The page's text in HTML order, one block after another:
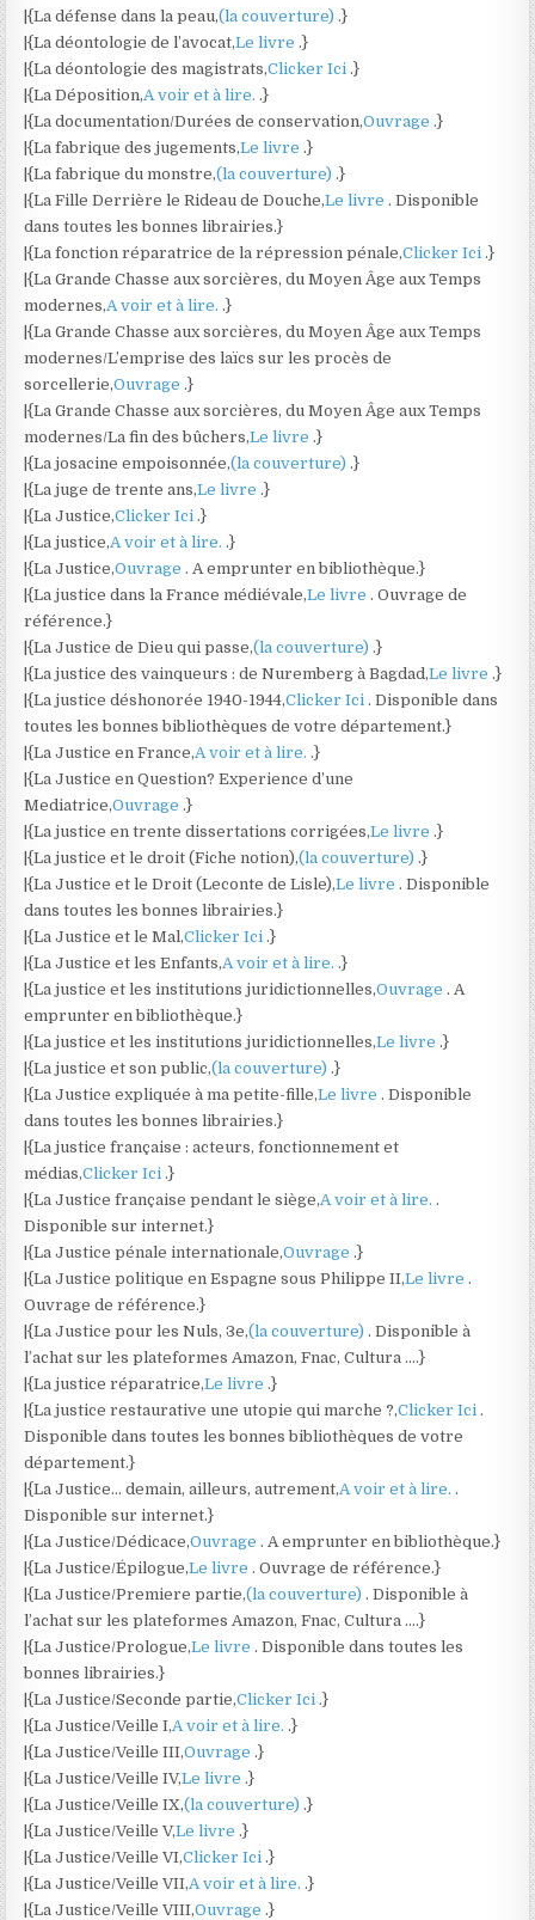
|{La défense dans la peau,(la couverture).}
|{La déontologie de l’avocat,Le livre.}
|{La déontologie des magistrats,Clicker Ici.}
|{La Déposition,A voir et à lire..}
|{La documentation/Durées de conservation,Ouvrage.}
|{La fabrique des jugements,Le livre.}
|{La fabrique du monstre,(la couverture).}
|{La Fille Derrière le Rideau de Douche,Le livre. Disponible
dans toutes les bonnes librairies.}
|{La fonction réparatrice de la répression pénale,Clicker Ici.}
|{La Grande Chasse aux sorcières, du Moyen Âge aux Temps
modernes,A voir et à lire..}
|{La Grande Chasse aux sorcières, du Moyen Âge aux Temps
modernes/L’emprise des laïcs sur les procès de
sorcellerie,Ouvrage.}
|{La Grande Chasse aux sorcières, du Moyen Âge aux Temps
modernes/La fin des bûchers,Le livre.}
|{La josacine empoisonnée,(la couverture).}
|{La juge de trente ans,Le livre.}
|{La Justice,Clicker Ici.}
|{La justice,A voir et à lire..}
|{La Justice,Ouvrage. A emprunter en bibliothèque.}
|{La justice dans la France médiévale,Le livre. Ouvrage de
référence.}
|{La Justice de Dieu qui passe,(la couverture).}
|{La justice des vainqueurs : de Nuremberg à Bagdad,Le livre.}
|{La justice déshonorée 1940-1944,Clicker Ici. Disponible dans
toutes les bonnes bibliothèques de votre département.}
|{La Justice en France,A voir et à lire..}
|{La Justice en Question? Experience d’une
Mediatrice,Ouvrage.}
|{La justice en trente dissertations corrigées,Le livre.}
|{La justice et le droit (Fiche notion),(la couverture).}
|{La Justice et le Droit (Leconte de Lisle),Le livre. Disponible
dans toutes les bonnes librairies.}
|{La Justice et le Mal,Clicker Ici.}
|{La Justice et les Enfants,A voir et à lire..}
|{La justice et les institutions juridictionnelles,Ouvrage. A
emprunter en bibliothèque.}
|{La justice et les institutions juridictionnelles,Le livre.}
|{La justice et son public,(la couverture).}
|{La Justice expliquée à ma petite-fille,Le livre. Disponible
dans toutes les bonnes librairies.}
|{La justice française : acteurs, fonctionnement et
médias,Clicker Ici.}
|{La Justice française pendant le siège,A voir et à lire..
Disponible sur internet.}
|{La Justice pénale internationale,Ouvrage.}
|{La Justice politique en Espagne sous Philippe II,Le livre.
Ouvrage de référence.}
|{La Justice pour les Nuls, 3e,(la couverture). Disponible à
l’achat sur les plateformes Amazon, Fnac, Cultura ….}
|{La justice réparatrice,Le livre.}
|{La justice restaurative une utopie qui marche ?,Clicker Ici.
Disponible dans toutes les bonnes bibliothèques de votre
département.}
|{La Justice… demain, ailleurs, autrement,A voir et à lire..
Disponible sur internet.}
|{La Justice/Dédicace,Ouvrage. A emprunter en bibliothèque.}
|{La Justice/Épilogue,Le livre. Ouvrage de référence.}
|{La Justice/Premiere partie,(la couverture). Disponible à
l’achat sur les plateformes Amazon, Fnac, Cultura ….}
|{La Justice/Prologue,Le livre. Disponible dans toutes les
bonnes librairies.}
|{La Justice/Seconde partie,Clicker Ici.}
|{La Justice/Veille I,A voir et à lire..}
|{La Justice/Veille III,Ouvrage.}
|{La Justice/Veille IV,Le livre.}
|{La Justice/Veille IX,(la couverture).}
|{La Justice/Veille V,Le livre.}
|{La Justice/Veille VI,Clicker Ici.}
|{La Justice/Veille VII,A voir et à lire..}
|{La Justice/Veille VIII,Ouvrage.}